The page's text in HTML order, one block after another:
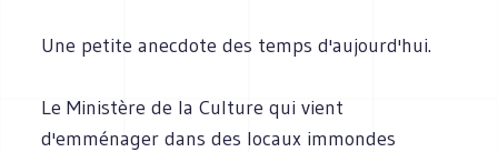
Une petite anecdote des temps d'aujourd'hui.
Le Ministère de la Culture qui vient
d'emménager dans des locaux immondes